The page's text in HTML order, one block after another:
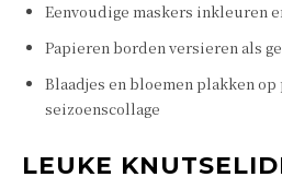
Eenvoudige maskers inkleuren
Papieren borden versieren als
Blaadjes en bloemen plakken op
seizoenscollage
LEUKE